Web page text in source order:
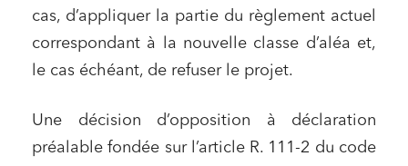
cas, d’appliquer la partie du règlement actuel
correspondant à la nouvelle classe d’aléa et,
le cas échéant, de refuser le projet.
Une décision d’opposition à déclaration
préalable fondée sur l’article R. 111-2 du code